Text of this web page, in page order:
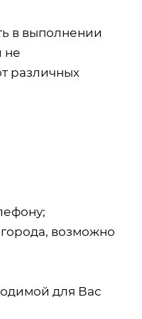
в выполнении
не
различных
возможно
для Вас